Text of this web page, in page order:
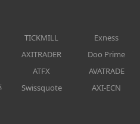
TICKMILL
Exness
AXITRADER
Doo Prime
ATFX
AVATRADE
Swissquote AXI-ECN